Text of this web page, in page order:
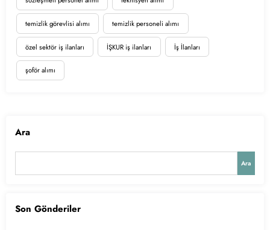
temizlik görevlisi alımı temizlik personeli alımı
özel sektör iş ilanları İŞKUR iş ilanları İş İlanları
şoför alımı
Ara
Ara
Son Gönderiler